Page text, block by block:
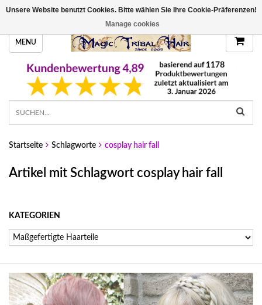
HANDGEFERTIGTE HAARTEILE, DEINE FARBE
MENU
Startseite Schlagworte cosplay hair fall
Artikel mit Schlagwort cosplay hair fall
KATEGORIEN
Unsere Website benutzt Cookies. Bitte wählen Sie Ihre Cookie-Präferenzen!
Manage cookies